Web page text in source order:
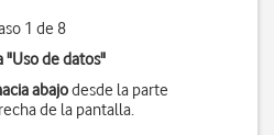
1 de 8
"Uso de datos"
abajodesde la parte
de la pantalla.